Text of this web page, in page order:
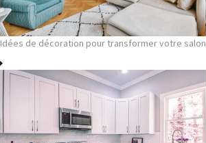
Idées de décoration pour transformer votre salon